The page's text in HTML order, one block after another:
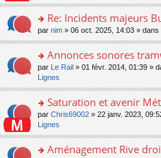
c
nt
u
s
ré
e
nt
n
o
lu
pl
u
ré
e
nt
a
g
e
n
n
pl
u
ré
e
le
m
e
a
g
e
n
o
lu
u
n
ult
er
le
m
e
s
g
e
n
o
n
o
n
ult
er
le
m
e
s
s
e
Re: Incidents majeurs
par nim » 06 oct. 2025, 14:03 » dans
o
s
er
le
m
e
s
Annonces sonores
par Le Rail » 01 févr. 2014, 01:39 »
Lignes
o
s
er
Saturation et avenir
par Chris69002 » 22 janv. 2023,
Lignes
Aménagement Rive